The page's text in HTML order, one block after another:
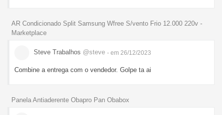
AR Condicionado Split Samsung Wfree S/vento Frio 12.000 220v -
Marketplace
Steve Trabalhos @steve - em 26/12/2023
Combine a entrega com o vendedor. Golpe ta ai
Panela Antiaderente Obapro Pan Obabox